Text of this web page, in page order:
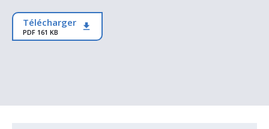
ESGTélécharger
PDF 161 KB